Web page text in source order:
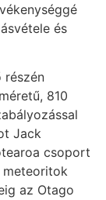
és
részén
810
Jack
csoport
az Otago